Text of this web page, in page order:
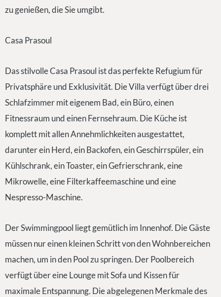
zu genießen, die Sie umgibt.
Casa Prasoul
Das stilvolle Casa Prasoul ist das perfekte Refugium für
Privatsphäre und Exklusivität. Die Villa verfügt über drei
Schlafzimmer mit eigenem Bad, ein Büro, einen
Fitnessraum und einen Fernsehraum. Die Küche ist
komplett mit allen Annehmlichkeiten ausgestattet,
darunter ein Herd, ein Backofen, ein Geschirrspüler, ein
Kühlschrank, ein Toaster, ein Gefrierschrank, eine
Mikrowelle, eine Filterkaffeemaschine und eine
Nespresso-Maschine.
Der Swimmingpool liegt gemütlich im Innenhof. Die Gäste
müssen nur einen kleinen Schritt von den Wohnbereichen
machen, um in den Pool zu springen. Der Poolbereich
verfügt über eine Lounge mit Sofa und Kissen für
maximale Entspannung. Die abgelegenen Merkmale des